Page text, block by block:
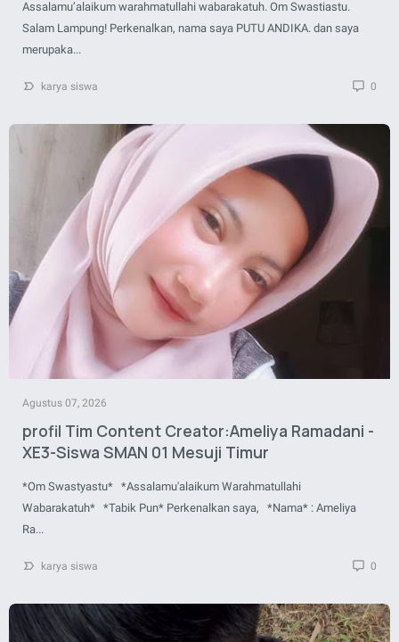
Assalamu’alaikum warahmatullahi wabarakatuh. Om Swastiastu.
Salam Lampung! Perkenalkan, nama saya PUTU ANDIKA. dan saya
merupaka...
karya siswa 0
Agustus 07, 2026
profil Tim Content Creator:Ameliya Ramadani -
XE3-Siswa SMAN 01 Mesuji Timur
*Om Swastyastu* *Assalamu'alaikum Warahmatullahi
Wabarakatuh* *Tabik Pun* Perkenalkan saya, *Nama* : Ameliya
Ra...
karya siswa 0